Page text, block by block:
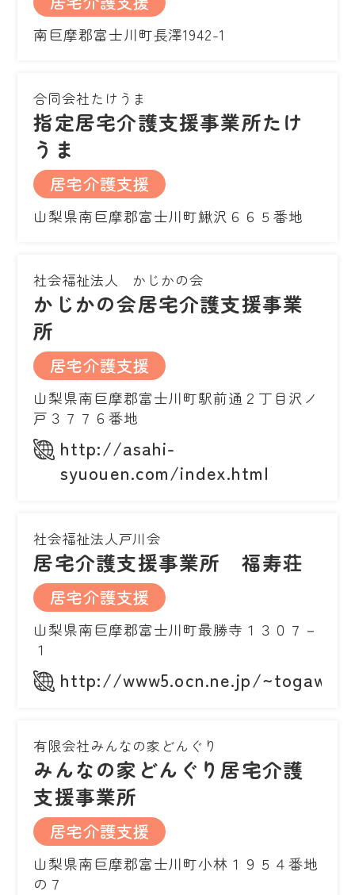
南巨摩郡富士川町長澤1942-1
合同会社たけうま
指定居宅介護支援事業所たけ
うま
居宅介護支援
山梨県南巨摩郡富士川町鰍沢６６５番地
社会福祉法人 かじかの会
かじかの会居宅介護支援事業
所
居宅介護支援
山梨県南巨摩郡富士川町駅前通２丁目沢ノ
戸３７７６番地
http://asahi-
syuouen.com/index.html
社会福祉法人戸川会
居宅介護支援事業所 福寿荘
居宅介護支援
山梨県南巨摩郡富士川町最勝寺１３０７－
１
http://www5.ocn.ne.jp/~togawa/
有限会社みんなの家どんぐり
みんなの家どんぐり居宅介護
支援事業所
居宅介護支援
山梨県南巨摩郡富士川町小林１９５４番地
の７